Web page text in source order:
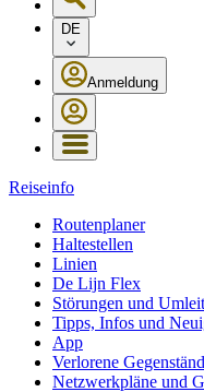
DE
Anmeldung
Reiseinfo
Routenplaner
Haltestellen
Linien
De Lijn Flex
Störungen und
Tipps, Infos und
App
Verlorene
Netzwerkpläne und